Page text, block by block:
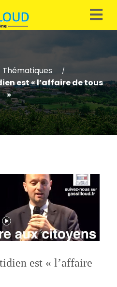
Thématiques /
est « l’affaire de tous
»
est « l’affaire